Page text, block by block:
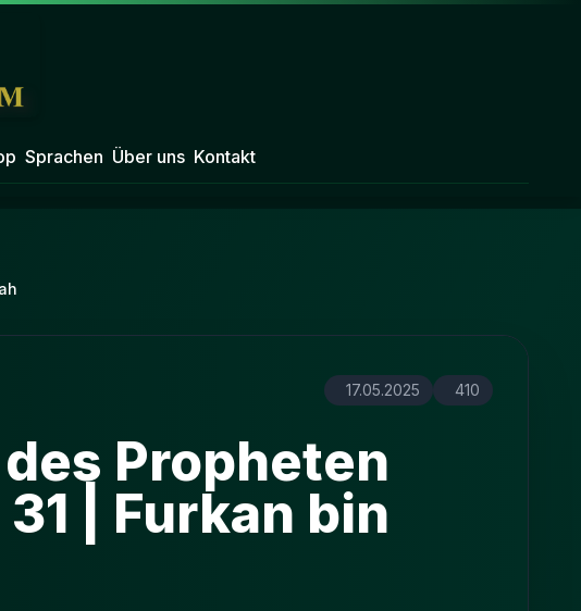
Sprachen Über uns Kontakt
17.05.2025 410
Propheten
| Furkan bin